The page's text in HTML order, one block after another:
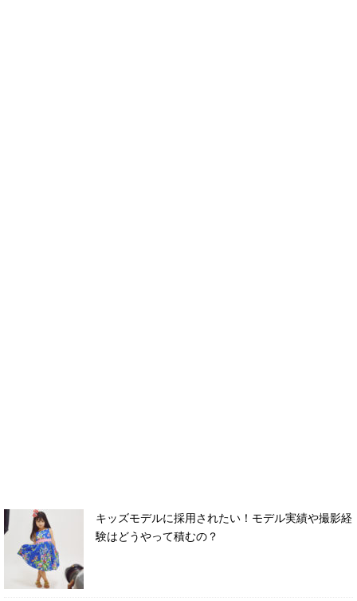
キッズモデルに採用されたい！モデル実績や撮影経
験はどうやって積むの？